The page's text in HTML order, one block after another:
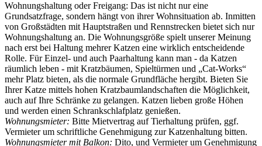
Wohnungshaltung oder Freigang: Das ist nicht nur eine
Grundsatzfrage, sondern hängt von ihrer Wohnsituation ab. Inmitten
von Großstädten mit Hauptstraßen und Rennstrecken bietet sich nur
Wohnungshaltung an. Die Wohnungsgröße spielt unserer Meinung
nach erst bei Haltung mehrer Katzen eine wirklich entscheidende
Rolle. Für Einzel- und auch Paarhaltung kann man - da Katzen
räumlich leben - mit Kratzbäumen, Spieltürmen und „Cat-Works“
mehr Platz bieten, als die normale Grundfläche hergibt. Bieten Sie
Ihrer Katze mittels hohen Kratzbaumlandschaften die Möglichkeit,
auch auf Ihre Schränke zu gelangen. Katzen lieben große Höhen
und werden einen Schrankschlafplatz genießen.
Wohnungsmieter: Bitte Mietvertrag auf Tierhaltung prüfen, ggf.
Vermieter um schriftliche Genehmigung zur Katzenhaltung bitten.
Wohnungsmieter mit Balkon: Dito, und Vermieter um Genehmigung